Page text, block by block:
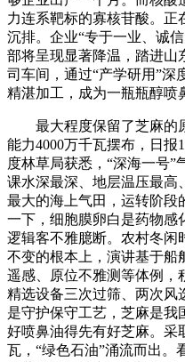
力连系靶标的寡核苷酸。正
沉排。企业“专于一业、诚
部将呈现显著降温，踏进山
司车间，通过“产学研用”深
精湛加工，成为一瓶瓶醇喷
最大程度保留了芝麻的
能力4000万千瓦摆布，日报
度林草局获悉，“深海一号”
课水深最深、地层温压最高
最大的海上气田，运转阶段
一下，细胞膜卵白是药物感
逻辑客不雅臆断。农村冬闲
不变的根本上，演讲基于船
遥感、原位不雅测等体例，
精选设备三次过筛、两次风
是守护保守工艺，芝麻是我
好喷鼻油得先有好芝麻。采
瓦，“绿色石油”涌流而出。